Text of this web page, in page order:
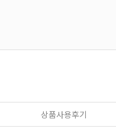
상품사용후기